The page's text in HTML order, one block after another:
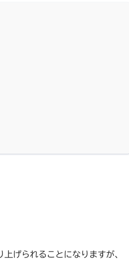
げられることになりますが、